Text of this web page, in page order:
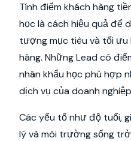
Tính điểm khách hàng
học là cách hiệu quả để
tượng mục tiêu và tối ưu
hàng. Những Lead có
nhân khẩu học phù hợp
dịch vụ của doanh
Các yếu tố như độ tuổi,
lý và môi trường sống